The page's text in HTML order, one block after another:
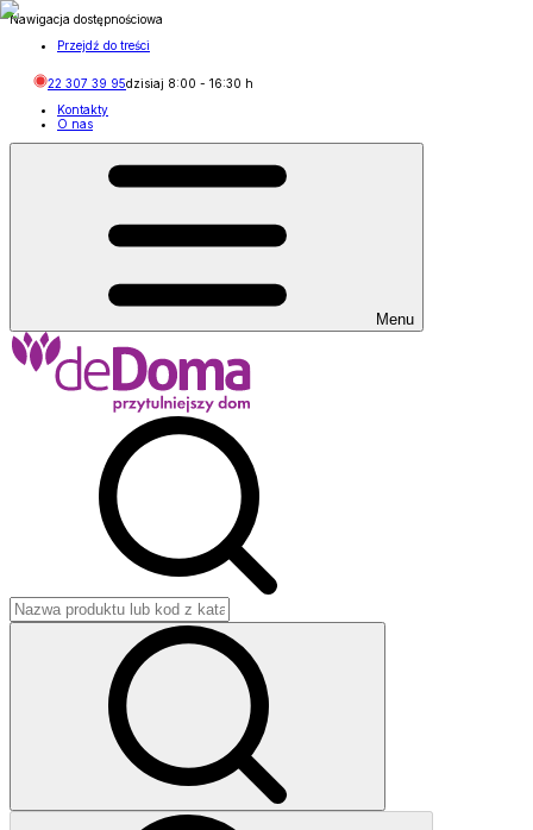
Nawigacja dostępnościowa
Przejdź do treści
22 307 39 95dzisiaj 8:00 - 16:30 h
Kontakty
O nas
Menu